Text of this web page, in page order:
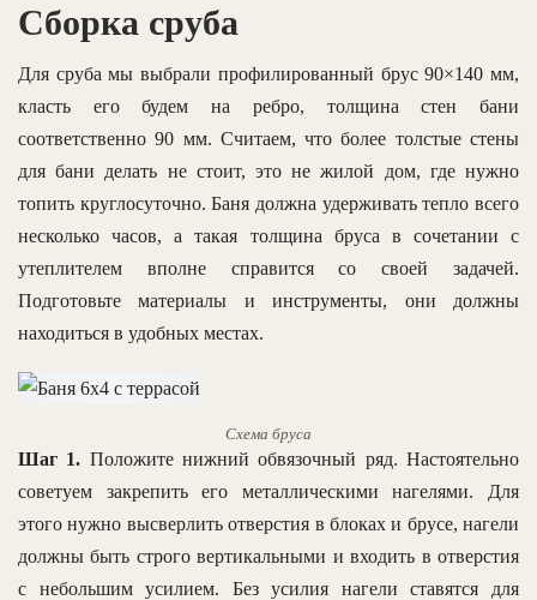
Сборка сруба
Для сруба мы выбрали профилированный брус 90×140 мм,
класть его будем на ребро, толщина стен бани
соответственно 90 мм. Считаем, что более толстые стены
для бани делать не стоит, это не жилой дом, где нужно
топить круглосуточно. Баня должна удерживать тепло всего
несколько часов, а такая толщина бруса в сочетании с
утеплителем вполне справится со своей задачей.
Подготовьте материалы и инструменты, они должны
находиться в удобных местах.
Схема бруса
Шаг 1. Положите нижний обвязочный ряд. Настоятельно
советуем закрепить его металлическими нагелями. Для
этого нужно высверлить отверстия в блоках и брусе, нагели
должны быть строго вертикальными и входить в отверстия
с небольшим усилием. Без усилия нагели ставятся для